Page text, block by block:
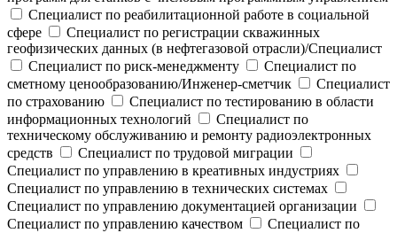
Специалист по реабилитационной работе в социальной
сфере
Специалист по регистрации скважинных
геофизических данных (в нефтегазовой отрасли)/Специалист
Специалист по риск-менеджменту
Специалист по
сметному ценообразованию/Инженер-сметчик
Специалист
по страхованию
Специалист по тестированию в области
информационных технологий
Специалист по
техническому обслуживанию и ремонту радиоэлектронных
средств
Специалист по трудовой миграции
Специалист по управлению в креативных индустриях
Специалист по управлению в технических системах
Специалист по управлению документацией организации
Специалист по управлению качеством
Специалист по